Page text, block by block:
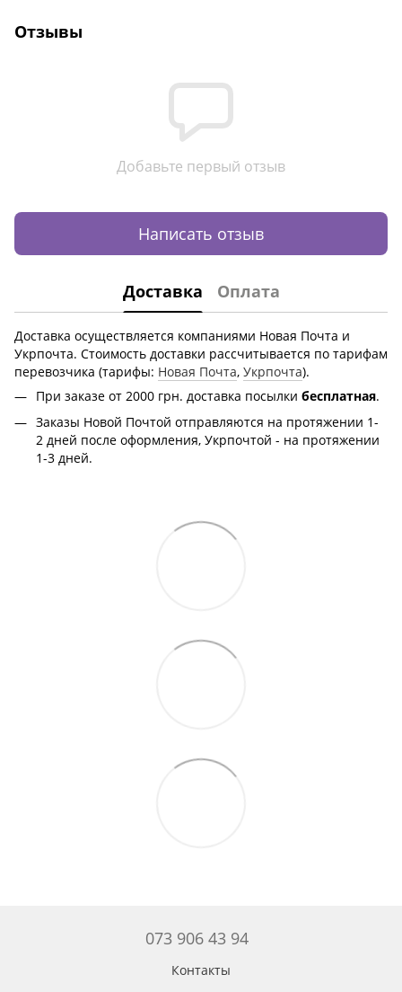
Отзывы
Добавьте первый отзыв
Написать отзыв
Доставка Оплата
Доставка осуществляется компаниями Новая Почта и
Укрпочта. Стоимость доставки рассчитывается по тарифам
перевозчика (тарифы: Новая Почта, Укрпочта).
При заказе от 2000 грн. доставка посылки бесплатная.
Заказы Новой Почтой отправляются на протяжении 1-
2 дней после оформления, Укрпочтой - на протяжении
1-3 дней.
073 906 43 94
Контакты